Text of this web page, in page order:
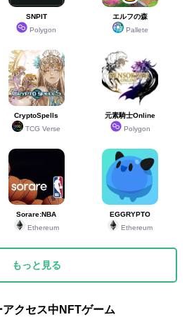
SNPIT
Polygon
エルフの森
Pallete
CryptoSpells
TCG Verse
元素騎士Online
Polygon
Sorare:NBA
Ethereum
EGGRYPTO
Ethereum
もっと見る
アクセス中NFTゲーム